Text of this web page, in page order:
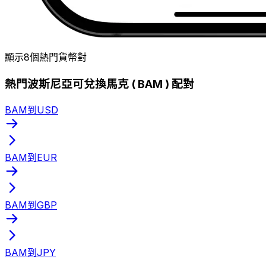
顯示8個熱門貨幣對
熱門波斯尼亞可兌換馬克 ( BAM ) 配對
BAM到USD
BAM到EUR
BAM到GBP
BAM到JPY